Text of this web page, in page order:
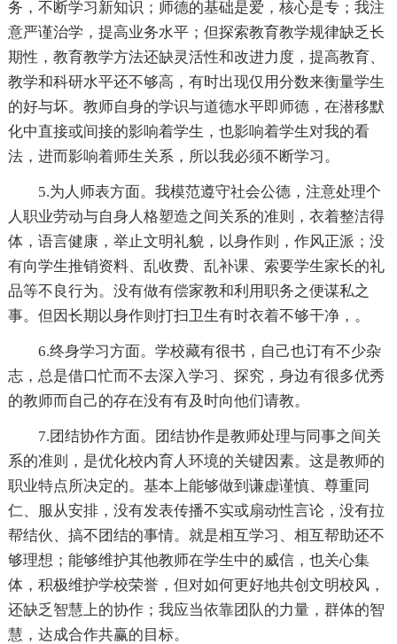
务，不断学习新知识；师德的基础是爱，核心是专；我注
意严谨治学，提高业务水平；但探索教育教学规律缺乏长
期性，教育教学方法还缺灵活性和改进力度，提高教育、
教学和科研水平还不够高，有时出现仅用分数来衡量学生
的好与坏。教师自身的学识与道德水平即师德，在潜移默
化中直接或间接的影响着学生，也影响着学生对我的看
法，进而影响着师生关系，所以我必须不断学习。
5.为人师表方面。我模范遵守社会公德，注意处理个
人职业劳动与自身人格塑造之间关系的准则，衣着整洁得
体，语言健康，举止文明礼貌，以身作则，作风正派；没
有向学生推销资料、乱收费、乱补课、索要学生家长的礼
品等不良行为。没有做有偿家教和利用职务之便谋私之
事。但因长期以身作则打扫卫生有时衣着不够干净，。
6.终身学习方面。学校藏有很书，自己也订有不少杂
志，总是借口忙而不去深入学习、探究，身边有很多优秀
的教师而自己的存在没有有及时向他们请教。
7.团结协作方面。团结协作是教师处理与同事之间关
系的准则，是优化校内育人环境的关键因素。这是教师的
职业特点所决定的。基本上能够做到谦虚谨慎、尊重同
仁、服从安排，没有发表传播不实或扇动性言论，没有拉
帮结伙、搞不团结的事情。就是相互学习、相互帮助还不
够理想；能够维护其他教师在学生中的威信，也关心集
体，积极维护学校荣誉，但对如何更好地共创文明校风，
还缺乏智慧上的协作；我应当依靠团队的力量，群体的智
慧，达成合作共赢的目标。